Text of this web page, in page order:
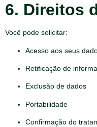
6. Direitos
Você pode solicitar:
Acesso aos seus
Retificação de
Exclusão de dados
Portabilidade
Confirmação do